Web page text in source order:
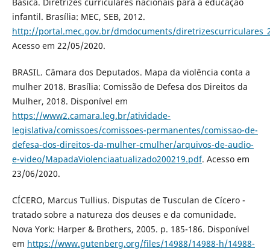
infantil. Brasília: MEC, SEB, 2012.
http://portal.mec.gov.br/dmdocuments/
Acesso em 22/05/2020.
BRASIL. Câmara dos Deputados. Mapa da violência conta a
mulher 2018. Brasília: Comissão de Defesa dos Direitos da
Mulher, 2018. Disponível em
https://www2.camara.leg.br/atividade-
legislativa/comissoes/comissoes-permanentes/comissao-de-
defesa-dos-direitos-da-mulher-cmulher/arquivos-de-audio-
e-video/MapadaViolenciaatualizado200219.pdf. Acesso em
23/06/2020.
CÍCERO, Marcus Tullius. Disputas de Tusculan de Cícero -
tratado sobre a natureza dos deuses e da comunidade.
Nova York: Harper & Brothers, 2005. p. 185-186. Disponível
em https://www.gutenberg.org/files/14988/14988-h/14988-